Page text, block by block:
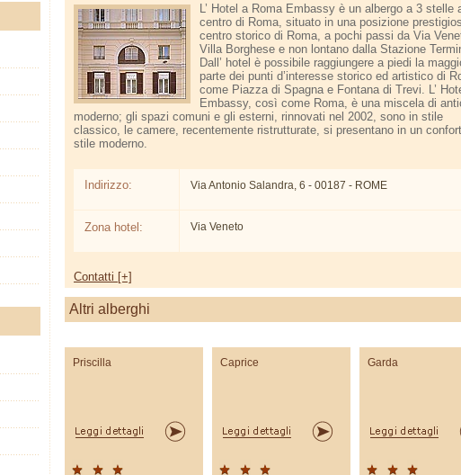
L’ Hotel a Roma Embassy è un albergo a 3 stelle
centro di Roma, situato in una posizione
centro storico di Roma, a pochi passi da Via
Villa Borghese e non lontano dalla Stazione
Dall’ hotel è possibile raggiungere a piedi la
parte dei punti d’interesse storico ed artistico di
come Piazza di Spagna e Fontana di Trevi. L’
Embassy, così come Roma, è una miscela di
moderno; gli spazi comuni e gli esterni, rinnovati nel 2002, sono in stile
classico, le camere, recentemente ristrutturate, si presentano in un
stile moderno.
Indirizzo: Via Antonio Salandra, 6 - 00187 - ROME
Zona hotel: Via Veneto
Contatti [+]
Altri alberghi
Priscilla Caprice Garda